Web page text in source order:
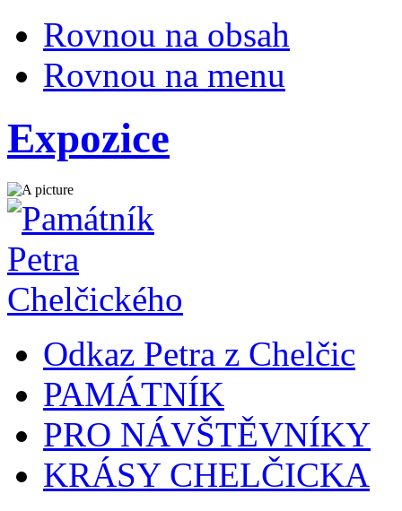
Rovnou na obsah
Rovnou na menu
Expozice
Odkaz Petra z Chelčic
PAMÁTNÍK
PRO NÁVŠTĚVNÍKY
KRÁSY CHELČICKA